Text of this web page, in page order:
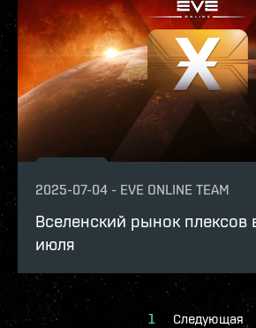
2025-07-04 - EVE ONLINE TEAM
Вселенский рынок плексов
июля
1 Следующая